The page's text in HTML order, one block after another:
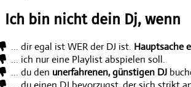
Ich bin nicht dein Dj, wenn
... dir egal ist WER der DJ ist. Hauptsache
... ich nur eine Playlist abspielen soll.
... du den unerfahrenen, günstigen DJ